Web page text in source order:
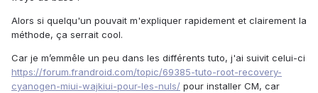
Alors si quelqu'un pouvait m'expliquer rapidement et clairement la
méthode, ça serrait cool.
Car je m’emmêle un peu dans les différents tuto, j'ai suivit celui-ci
https://forum.frandroid.com/topic/69385-tuto-root-recovery-
cyanogen-miui-wajkiui-pour-les-nuls/ pour installer CM, car